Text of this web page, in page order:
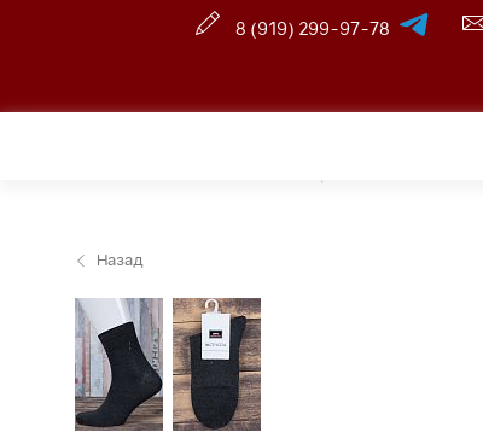
8 (919) 299-97-78
Назад